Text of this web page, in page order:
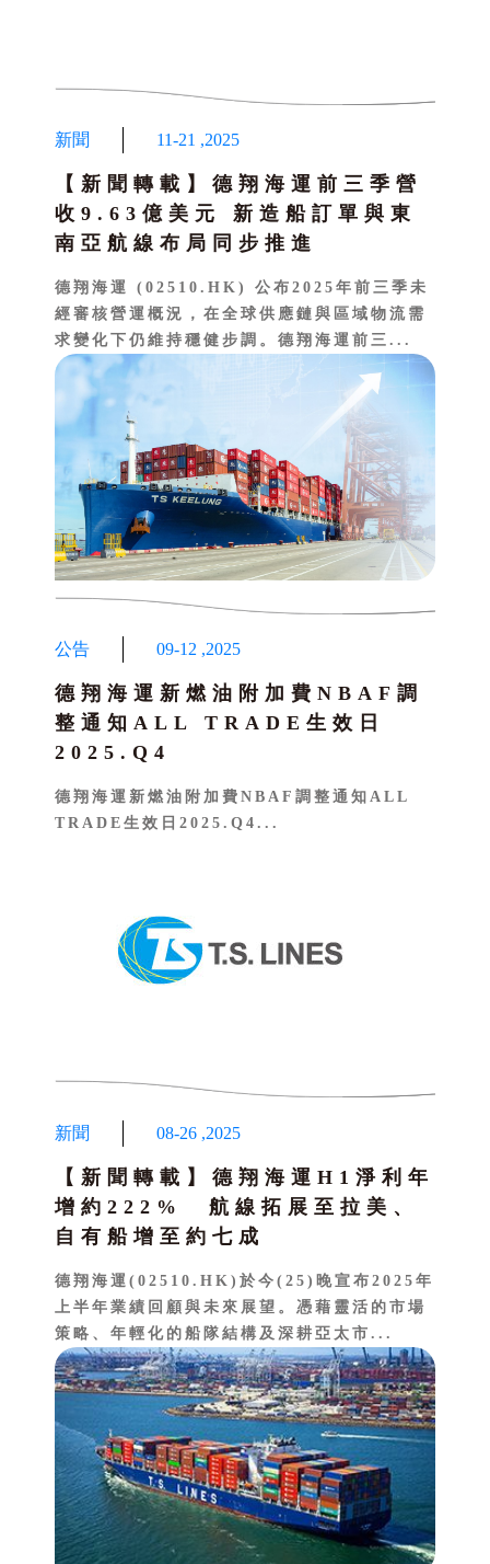
新聞 11-21 ,2025
【新聞轉載】德翔海運前三季營
收9.63億美元 新造船訂單與東
南亞航線布局同步推進
德翔海運 (02510.HK) 公布2025年前三季未
經審核營運概況，在全球供應鏈與區域物流需
求變化下仍維持穩健步調。德翔海運前三...
公告 09-12 ,2025
德翔海運新燃油附加費NBAF調
整通知ALL TRADE生效日
2025.Q4
德翔海運新燃油附加費NBAF調整通知ALL
TRADE生效日2025.Q4...
新聞 08-26 ,2025
【新聞轉載】德翔海運H1淨利年
增約222% 航線拓展至拉美、
自有船增至約七成
德翔海運(02510.HK)於今(25)晚宣布2025年
上半年業績回顧與未來展望。憑藉靈活的市場
策略、年輕化的船隊結構及深耕亞太市...